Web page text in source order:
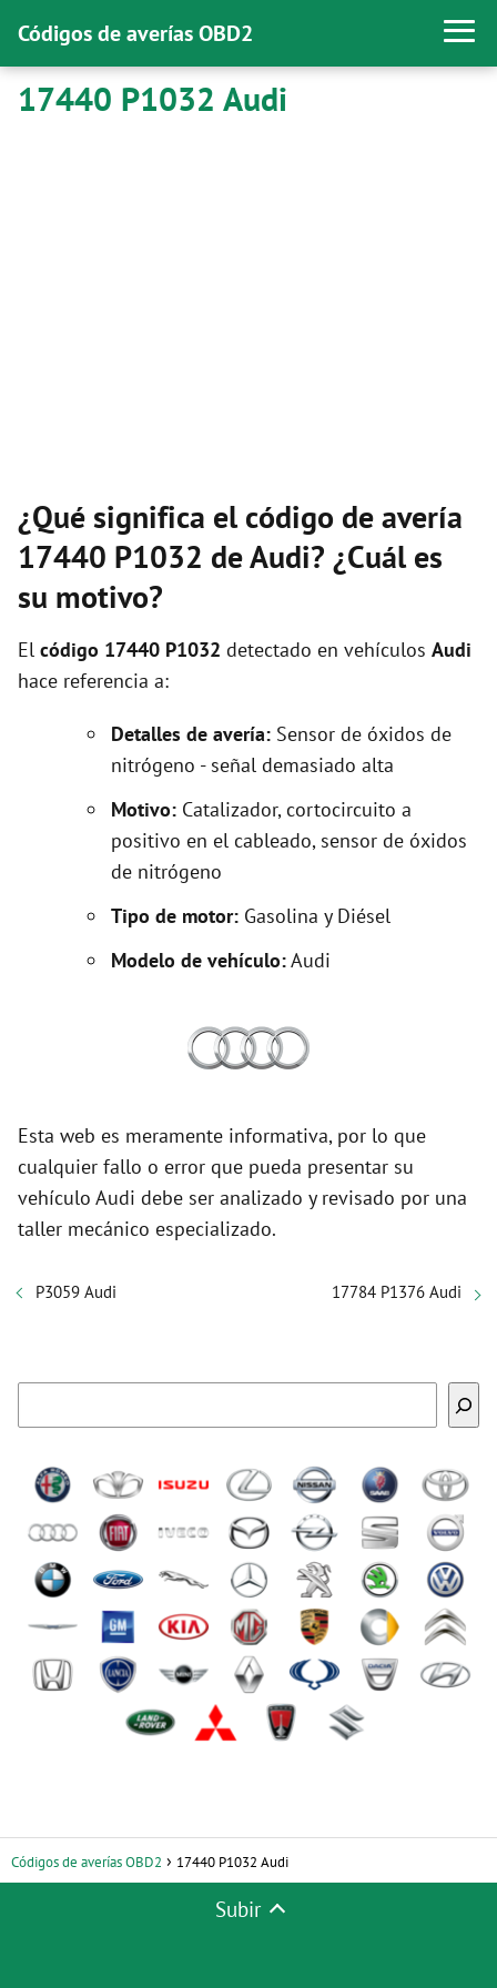
Códigos de averías OBD2
17440 P1032 Audi
¿Qué significa el código de avería
17440 P1032 de Audi? ¿Cuál es
su motivo?
El código 17440 P1032 detectado en vehículos Audi
hace referencia a:
Detalles de avería: Sensor de óxidos de
nitrógeno - señal demasiado alta
Motivo: Catalizador, cortocircuito a
positivo en el cableado, sensor de óxidos
de nitrógeno
Tipo de motor: Gasolina y Diésel
Modelo de vehículo:Audi
Esta web es meramente informativa, por lo que
cualquier fallo o error que pueda presentar su
vehículo Audi debe ser analizado y revisado por una
taller mecánico especializado.
P3059 Audi 17784 P1376 Audi
Códigos de averías OBD2 17440 P1032 Audi
Subir